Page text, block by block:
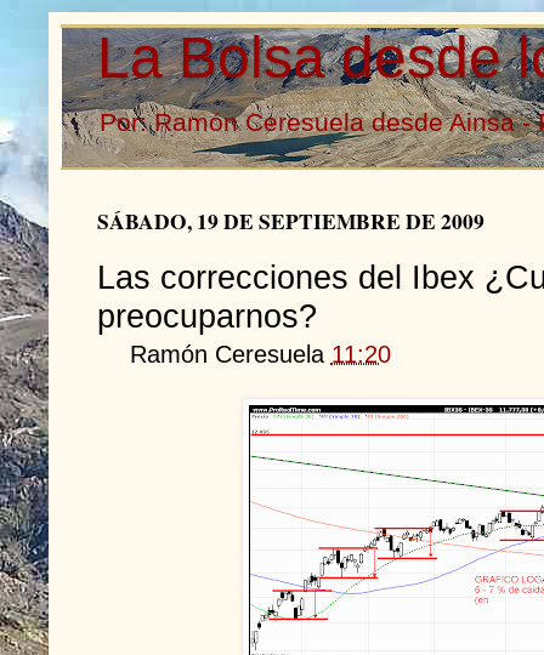
La Bolsa desde
Por: Ramón Ceresuela desde Ainsa -
SÁBADO, 19 DE SEPTIEMBRE DE 2009
Las correcciones del Ibex
preocuparnos?
Ramón Ceresuela 11:20